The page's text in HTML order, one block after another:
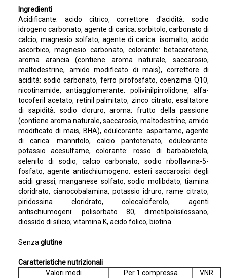
Ingredienti
Acidificante: acido citrico, correttore d'acidità: sodio
idrogeno carbonato, agente di carica: sorbitolo, carbonato di
calcio, magnesio solfato, agente di carica: isomalto, acido
ascorbico, magnesio carbonato, colorante: betacarotene,
aroma arancia (contiene aroma naturale, saccarosio,
maltodestrine, amido modificato di mais), correttore di
acidità: sodio carbonato, ferro pirofosfato, coenzima Q10,
nicotinamide, antiagglomerante: polivinilpirrolidone, alfa-
tocoferil acetato, retinil palmitato, zinco citrato, esaltatore
di sapidità: sodio cloruro, aroma: frutto della passione
(contiene aroma naturale, saccarosio, maltodestrine, amido
modificato di mais, BHA), edulcorante: aspartame, agente
di carica: mannitolo, calcio pantotenato, edulcorante:
potassio acesulfame, colorante: rosso di barbabietola,
selenito di sodio, calcio carbonato, sodio riboflavina-5-
fosfato, agente antischiumogeno: esteri saccarosici degli
acidi grassi, manganese solfato, sodio molibdato, tiamina
cloridrato, cianocobalamina, potassio idruro, rame citrato,
piridossina cloridrato, colecalciferolo, agenti
antischiumogeni: polisorbato 80, dimetilpolisilossano,
diossido di silicio; vitamina K, acido folico, biotina.
Senzaglutine
Caratteristiche nutrizionali
Valori medi
Per 1 compressa
VNR